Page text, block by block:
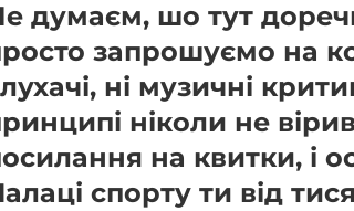
думаєм, шо тут
запрошуємо на
ні музичні
ніколи не
на квитки, і
спорту ти від